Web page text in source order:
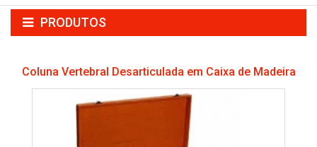
PRODUTOS
Coluna Vertebral Desarticulada em Caixa de Madeira